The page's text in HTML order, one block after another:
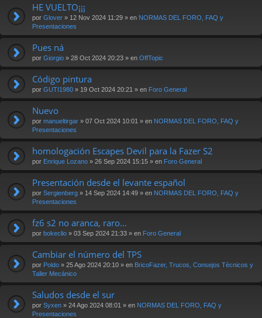
HE VUELTO¡¡¡
por Glover » 12 Nov 2024 11:29 » en NORMAS DEL FORO, FAQ y
Presentaciones
Pues ná
por Giorgio » 28 Oct 2024 20:23 » en OffTopic
Código pintura
por GUTI1980 » 19 Oct 2024 20:21 » en Foro General
Nuevo
por manueltirgar » 07 Oct 2024 10:01 » en NORMAS DEL FORO, FAQ y
Presentaciones
homologación Escapes Devil para la Fazer S2
por Enrique Lozano » 26 Sep 2024 15:15 » en Foro General
Presentación desde el levante español
por Sergienberg » 14 Sep 2024 14:49 » en NORMAS DEL FORO, FAQ y
Presentaciones
fz6 s2 no aranca, raro...
por bokeclio » 03 Sep 2024 21:33 » en Foro General
Cambiar el número del TPS
por Poldo » 25 Ago 2024 20:10 » en BricoFazer, Trucos, Consejos Técnicos y
Taller Mecánico
Saludos desde el sur
por Syxen » 24 Ago 2024 08:01 » en NORMAS DEL FORO, FAQ y
Presentaciones